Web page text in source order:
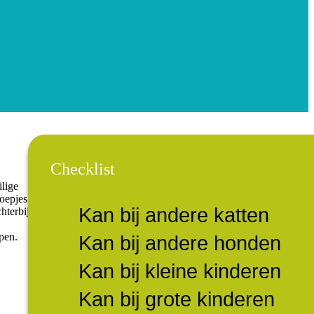
Checklist
Kan bij andere katten
Kan bij andere honden
Kan bij kleine kinderen
Kan bij grote kinderen